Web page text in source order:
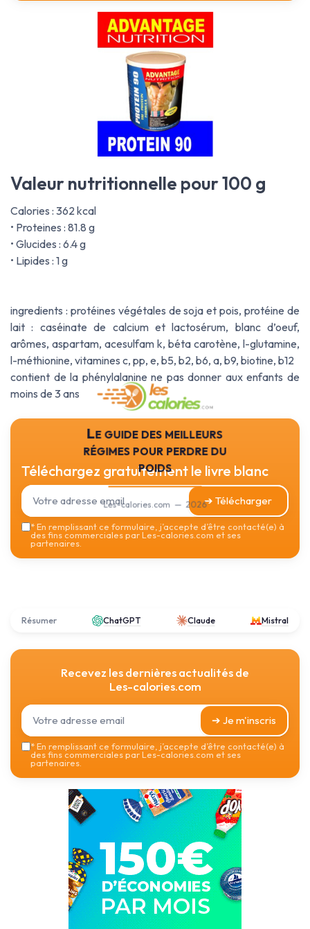
Valeur nutritionnelle pour 100 g
Calories : 362 kcal
• Proteines : 81.8 g
• Glucides : 6.4 g
• Lipides : 1 g
ingredients : protéines végétales de soja et pois, protéine de
lait : caséinate de calcium et lactosérum, blanc d’oeuf,
arômes, aspartam, acesulfam k, béta carotène, l-glutamine,
l-méthionine, vitamines c, pp, e, b5, b2, b6, a, b9, biotine, b12
contient de la phénylalanine ne pas donner aux enfants de
moins de 3 ans
Le guide des meilleurs
régimes pour perdre du
poids
Les-calories.com — 2026
Téléchargez gratuitement le livre blanc
➔ Télécharger
*En remplissant ce formulaire, j’accepte d’être contacté(e) à
des fins commerciales par Les-calories.com et ses
partenaires.
Résumer ChatGPT Claude Mistral
Recevez les dernières actualités de
Les-calories.com
➔ Je m'inscris
*En remplissant ce formulaire, j’accepte d’être contacté(e) à
des fins commerciales par Les-calories.com et ses
partenaires.